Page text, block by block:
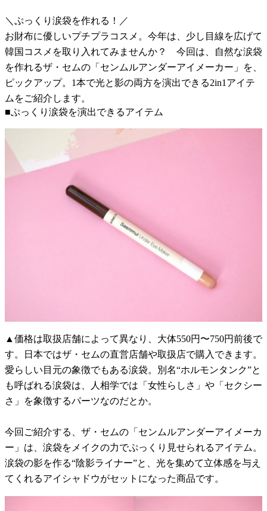
＼ぷっくり涙袋を作れる！／
お財布に優しいプチプラコスメ。今年は、少し目線を広げて
韓国コスメを取り入れてみませんか？ 今回は、自然な涙袋
を作れるザ・セムの「センムルアンダーアイメーカー」を、
ピックアップ。1本で光と影の両方を演出できる2in1アイテ
ムをご紹介します。
■ぷっくり涙袋を演出できるアイテム
▲価格は取扱店舗によって異なり、大体550円〜750円前後で
す。日本ではザ・セムの直営店舗や取扱店で購入できます。
愛らしい目元の象徴でもある涙袋。別名“ホルモンタンク”と
も呼ばれる涙袋は、人相学では「女性らしさ」や「セクシー
さ」を象徴するパーツなのだとか。
今回ご紹介する、ザ・セムの「センムルアンダーアイメーカ
ー」は、涙袋をメイクの力でぷっくり見せられるアイテム。
涙袋の影を作る“陰影ライナー”と、光を集めて立体感を与え
てくれるアイシャドウがセットになった商品です。